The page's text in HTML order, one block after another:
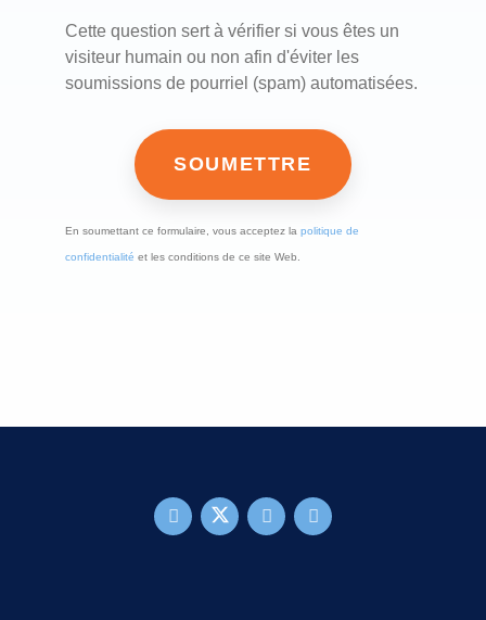
Cette question sert à vérifier si vous êtes un
visiteur humain ou non afin d'éviter les
soumissions de pourriel (spam) automatisées.
En soumettant ce formulaire, vous acceptez la politique de
confidentialité et les conditions de ce site Web.